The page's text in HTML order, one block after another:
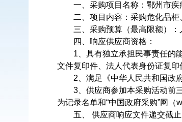
一、采购项目名称：鄂州市
二、项目内容： 采购危化品柜
三、采购预算（最高限额）：
四、响应供应商资格：
1、具有独立承担民事责任的
文件复印件、法人代表身份证复印
2、满足《中华人民共和国政
3、供应商参加本采购活动前
为记录名单和“中国政府采购”网（
五、 供应商响应文件递交截止